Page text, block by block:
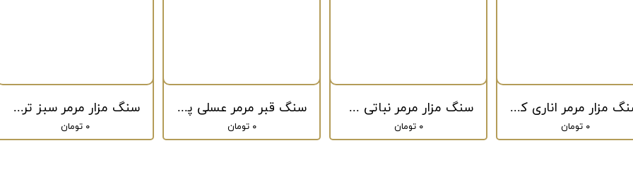
سنگ مزار مرمر سبز ترکیبی کد 209
۰ تومان
سنگ قبر مرمر عسلی پاک کد 216
۰ تومان
سنگ مزار مرمر نباتی لاکچری کد 220
۰ تومان
سنگ مزار مرمر اناری کد 254
۰ تومان